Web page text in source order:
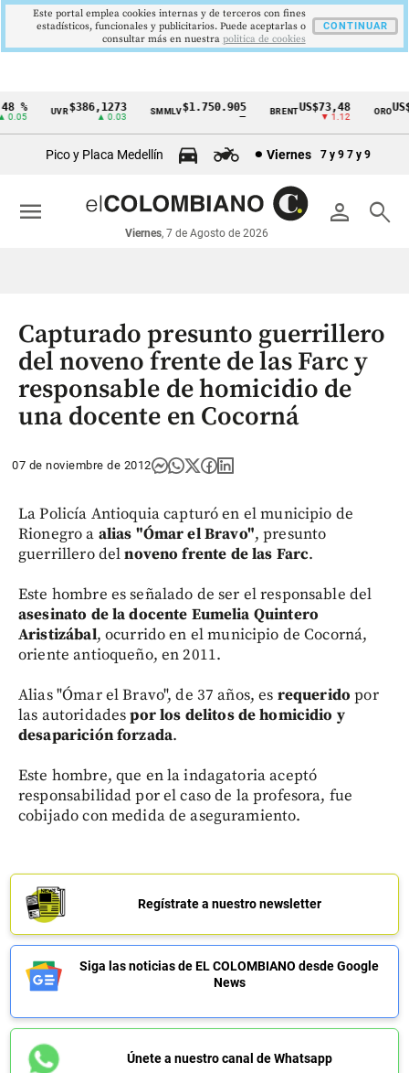
Cintillo
económicos
Colombia
% UVR$386,1273
▲ 0.03
SMMLV$1.750.905 BRENTUS$73,48
▼ 1.12
ORO
Pico y Placa Medellín Viernes 7 y 9 7 y 9
person search
Viernes, 7 de Agosto de 2026
menu
Capturado presunto guerrillero
del noveno frente de las Farc y
responsable de homicidio de
una docente en Cocorná
07 de noviembre de 2012
La Policía Antioquia capturó en el municipio de
Rionegro a alias "Ómar el Bravo", presunto
guerrillero delnoveno frente de las Farc.
Este hombre es señalado de ser el responsable del
asesinato de la docente Eumelia Quintero
Aristizábal, ocurrido en el municipio de Cocorná,
oriente antioqueño, en 2011.
Alias "Ómar el Bravo", de 37 años, es requeridopor
las autoridadespor los delitos de homicidio y
desaparición forzada.
Este hombre, que en la indagatoria aceptó
responsabilidad por el caso de la profesora, fue
cobijado con medida de aseguramiento.
Regístrate a nuestro newsletter
Siga las noticias de EL COLOMBIANO desde Google
News
Únete a nuestro canal de Whatsapp
Este portal emplea cookies internas y de terceros con fines
estadísticos, funcionales y publicitarios. Puede aceptarlas o
consultar más en nuestra politica de cookies
CONTINUAR